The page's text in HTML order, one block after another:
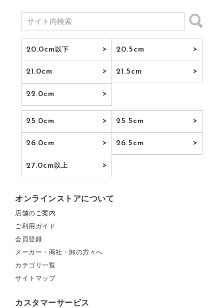
20.0cm以下 20.5cm
21.0cm 21.5cm
22.0cm
25.0cm 25.5cm
26.0cm 26.5cm
27.0cm以上
オンラインストアについて
店舗のご案内
ご利用ガイド
会員登録
メーカー・商社・卸の方々へ
カテゴリ一覧
サイトマップ
カスタマーサービス